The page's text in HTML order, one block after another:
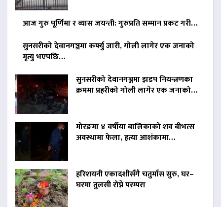
आज गुरु पूर्णिमा र व्यास जयन्ती: गुरुप्रति सम्मान प्रकट गरी…
सुनसरीको देवानगञ्जमा कर्फ्यु जारी, गोली लागेर एक जनाको
मृत्यु भएपछि…
सुनसरीको देवानगञ्जमा झडप नियन्त्रणका
क्रममा प्रहरीको गोली लागेर एक जनाको…
मोरङमा ४ वर्षीया बालिकाको शव बीभत्स
अवस्थामा फेला, हत्या आशंकामा…
हरिशयनी एकादशीसँगै चतुर्मास सुरु, घर–
घरमा तुलसी रोप्ने परम्परा